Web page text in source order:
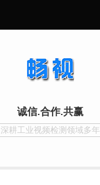
诚信.合作.共赢
深耕工业视频检测领域多年